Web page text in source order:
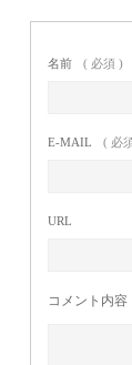
名前 ( 必須 )
E-MAIL ( 必
URL
コメント内容